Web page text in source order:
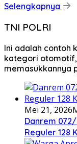
Selengkapnya
TNI POLRI
Ini adalah contoh
kategori otomotif,
memasukkannya
Mei 21, 2026
Danrem
Reguler 128